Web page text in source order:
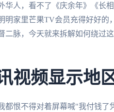
华人，看不了《庆余年》《长
家里芒果TV会员充得好好的
二脉，今天就来拆解如何绕过
视频显示地
都恨不得对着屏幕喊"我付钱了